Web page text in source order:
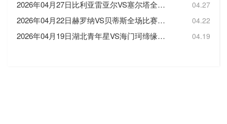
2026年04月27日比利亚雷亚尔VS塞尔塔全场比赛录像回放 04.27
2026年04月22日赫罗纳VS贝蒂斯全场比赛录像回放 04.22
2026年04月19日湖北青年星VS海门珂缔缘全场比赛录像回放 04.19